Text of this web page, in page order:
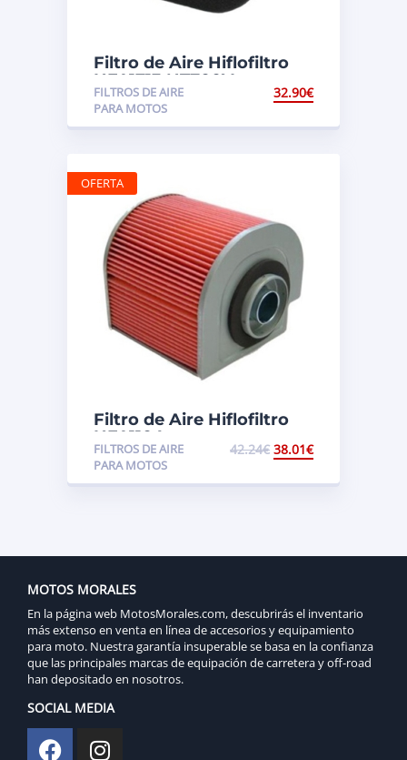
Filtro de Aire Hiflofiltro
HFA1713 NT700V
Deauville (RC52) (RC59)
FILTROS DE AIRE
PARA MOTOS
32.90€
Filtro de Aire Hiflofiltro
HFA1104
FILTROS DE AIRE
PARA MOTOS
42.24€ 38.01€
OFERTA
MOTOS MORALES
En la página web MotosMorales.com, descubrirás el inventario
más extenso en venta en línea de accesorios y equipamiento
para moto. Nuestra garantía insuperable se basa en la confianza
que las principales marcas de equipación de carretera y off-road
han depositado en nosotros.
SOCIAL MEDIA